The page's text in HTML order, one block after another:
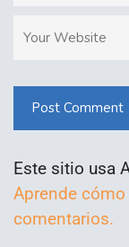
Post Comment
Este sitio usa
Aprende
comentarios.